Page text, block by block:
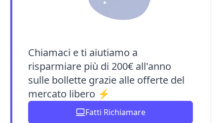
Chiamaci e ti aiutiamo a
risparmiare più di 200€ all'anno
sulle bollette grazie alle offerte del
mercato libero ⚡
Fatti Richiamare